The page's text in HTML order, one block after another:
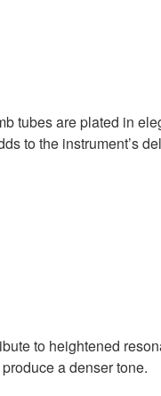
tubes are plated in
to the instrument’s
to heightened
a denser tone.